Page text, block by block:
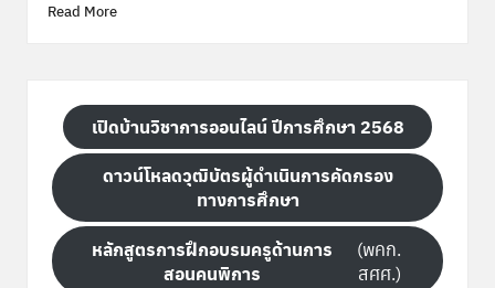
Read More
เปิดบ้านวิชาการออนไลน์ ปีการศึกษา 2568
ดาวน์โหลดวุฒิบัตรผู้ดำเนินการคัดกรอง
ทางการศึกษา
หลักสูตรการฝึกอบรมครูด้านการ
สอนคนพิการ
(พคก.
สศศ.)